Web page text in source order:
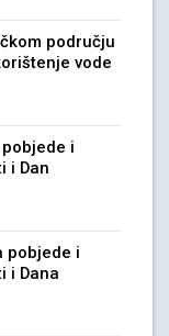
području
vode
i
i Dan
pobjede i
i Dana